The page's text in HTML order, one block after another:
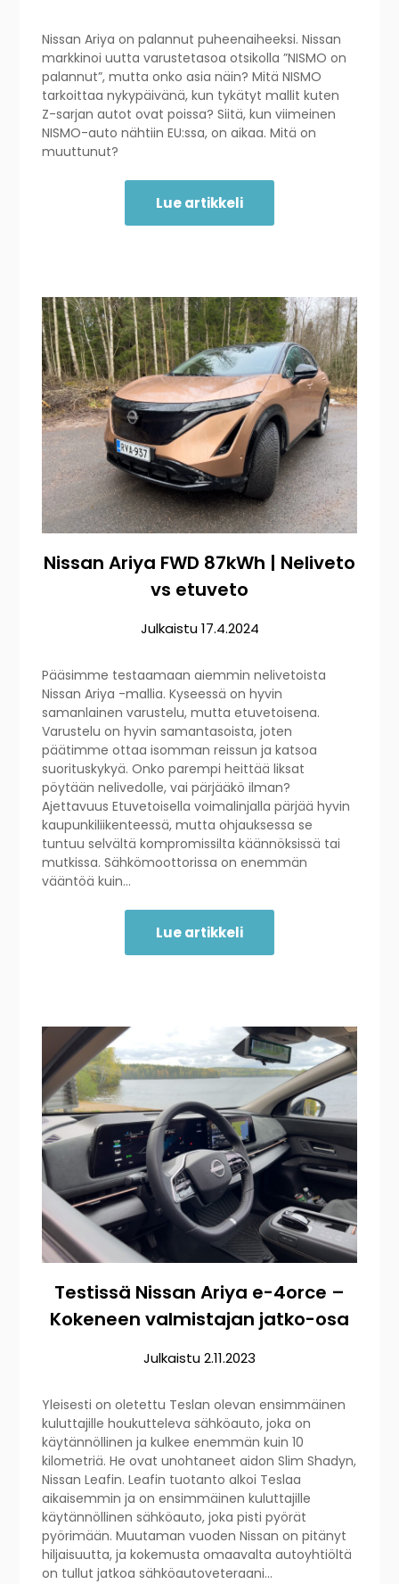
Nissan Ariya on palannut puheenaiheeksi. Nissan
markkinoi uutta varustetasoa otsikolla ”NISMO on
palannut”, mutta onko asia näin? Mitä NISMO
tarkoittaa nykypäivänä, kun tykätyt mallit kuten
Z-sarjan autot ovat poissa? Siitä, kun viimeinen
NISMO-auto nähtiin EU:ssa, on aikaa. Mitä on
muuttunut?
Lue artikkeli
Nissan Ariya FWD 87kWh | Neliveto
vs etuveto
Julkaistu17.4.2024
Pääsimme testaamaan aiemmin nelivetoista
Nissan Ariya -mallia. Kyseessä on hyvin
samanlainen varustelu, mutta etuvetoisena.
Varustelu on hyvin samantasoista, joten
päätimme ottaa isomman reissun ja katsoa
suorituskykyä. Onko parempi heittää liksat
pöytään nelivedolle, vai pärjääkö ilman?
Ajettavuus Etuvetoisella voimalinjalla pärjää hyvin
kaupunkiliikenteessä, mutta ohjauksessa se
tuntuu selvältä kompromissilta käännöksissä tai
mutkissa. Sähkömoottorissa on enemmän
vääntöä kuin…
Lue artikkeli
Testissä Nissan Ariya e-4orce –
Kokeneen valmistajan jatko-osa
Julkaistu2.11.2023
Yleisesti on oletettu Teslan olevan ensimmäinen
kuluttajille houkutteleva sähköauto, joka on
käytännöllinen ja kulkee enemmän kuin 10
kilometriä. He ovat unohtaneet aidon Slim Shadyn,
Nissan Leafin. Leafin tuotanto alkoi Teslaa
aikaisemmin ja on ensimmäinen kuluttajille
käytännöllinen sähköauto, joka pisti pyörät
pyörimään. Muutaman vuoden Nissan on pitänyt
hiljaisuutta, ja kokemusta omaavalta autoyhtiöltä
on tullut jatkoa sähköautoveteraani…